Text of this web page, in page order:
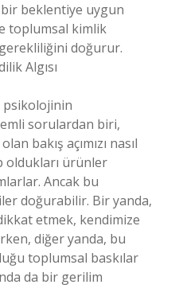
beklentiye uygun
toplumsal kimlik
doğurur.
Algısı
psikolojinin
sorulardan biri,
bakış açımızı nasıl
oldukları ürünler
Ancak bu
doğurabilir. Bir yanda,
etmek, kendimize
diğer yanda, bu
toplumsal baskılar
da bir gerilim